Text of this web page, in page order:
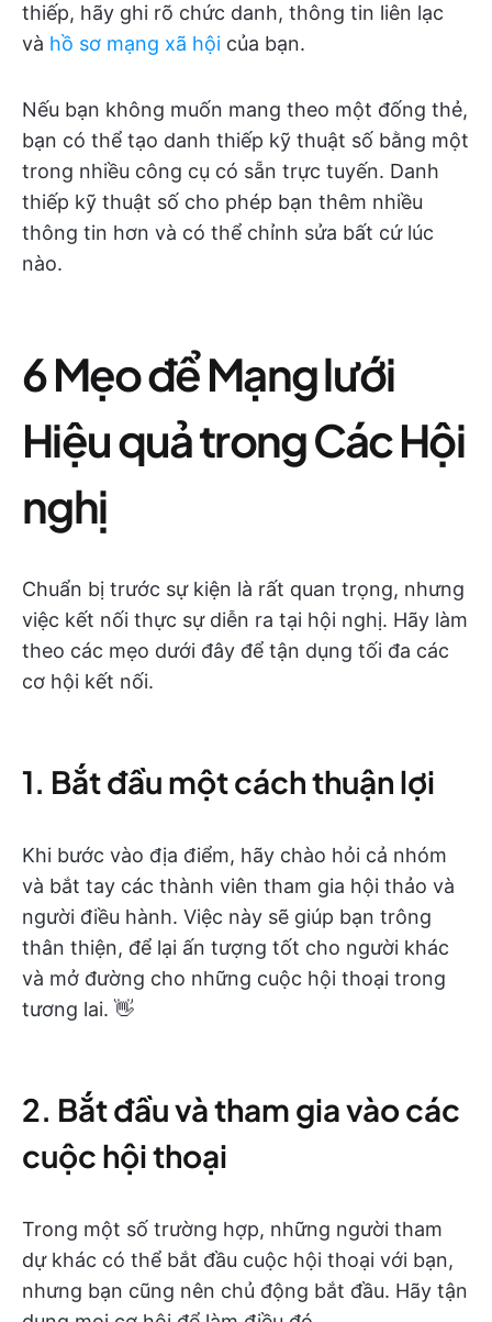
thiếp, hãy ghi rõ chức danh, thông tin liên lạc
và hồ sơ mạng xã hội của bạn.
Nếu bạn không muốn mang theo một đống thẻ,
bạn có thể tạo danh thiếp kỹ thuật số bằng một
trong nhiều công cụ có sẵn trực tuyến. Danh
thiếp kỹ thuật số cho phép bạn thêm nhiều
thông tin hơn và có thể chỉnh sửa bất cứ lúc
nào.
6 Mẹo để Mạng lưới
Hiệu quả trong Các Hội
nghị
Chuẩn bị trước sự kiện là rất quan trọng, nhưng
việc kết nối thực sự diễn ra tại hội nghị. Hãy làm
theo các mẹo dưới đây để tận dụng tối đa các
cơ hội kết nối.
1. Bắt đầu một cách thuận lợi
Khi bước vào địa điểm, hãy chào hỏi cả nhóm
và bắt tay các thành viên tham gia hội thảo và
người điều hành. Việc này sẽ giúp bạn trông
thân thiện, để lại ấn tượng tốt cho người khác
và mở đường cho những cuộc hội thoại trong
tương lai. 👋
2. Bắt đầu và tham gia vào các
cuộc hội thoại
Trong một số trường hợp, những người tham
dự khác có thể bắt đầu cuộc hội thoại với bạn,
nhưng bạn cũng nên chủ động bắt đầu. Hãy tận